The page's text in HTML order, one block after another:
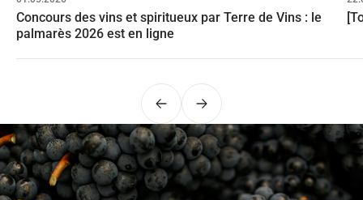
Concours des vins et spiritueux par Terre de Vins : le
palmarès 2026 est en ligne
PrécédentSuivant